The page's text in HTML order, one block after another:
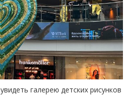
галерею детских рисунков